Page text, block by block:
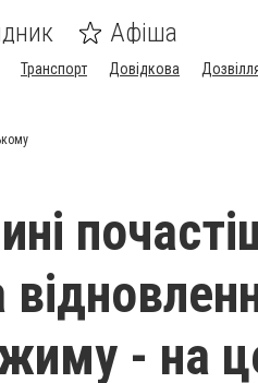
Афіша
Транспорт Довідкова
- на